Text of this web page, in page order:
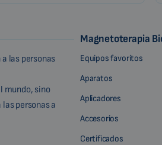
las personas
mundo, sino
personas a
Magnetoterapia
Equipos favoritos
Aparatos
Aplicadores
Accesorios
Certificados